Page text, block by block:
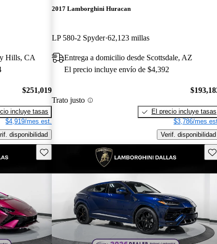
Hills, CA
$251,019
incluye tasas
$4,919/mes est.
disponibilidad
2017 Lamborghini Huracan
LP 580-2 Spyder 62,123 millas
Entrega a domicilio desde Scottsdale, AZ
El precio incluye envío de $4,392
Trato justo
El precio incluye tasas
$3,786/mes
Verif. disponibilidad
Guarda este Aviso